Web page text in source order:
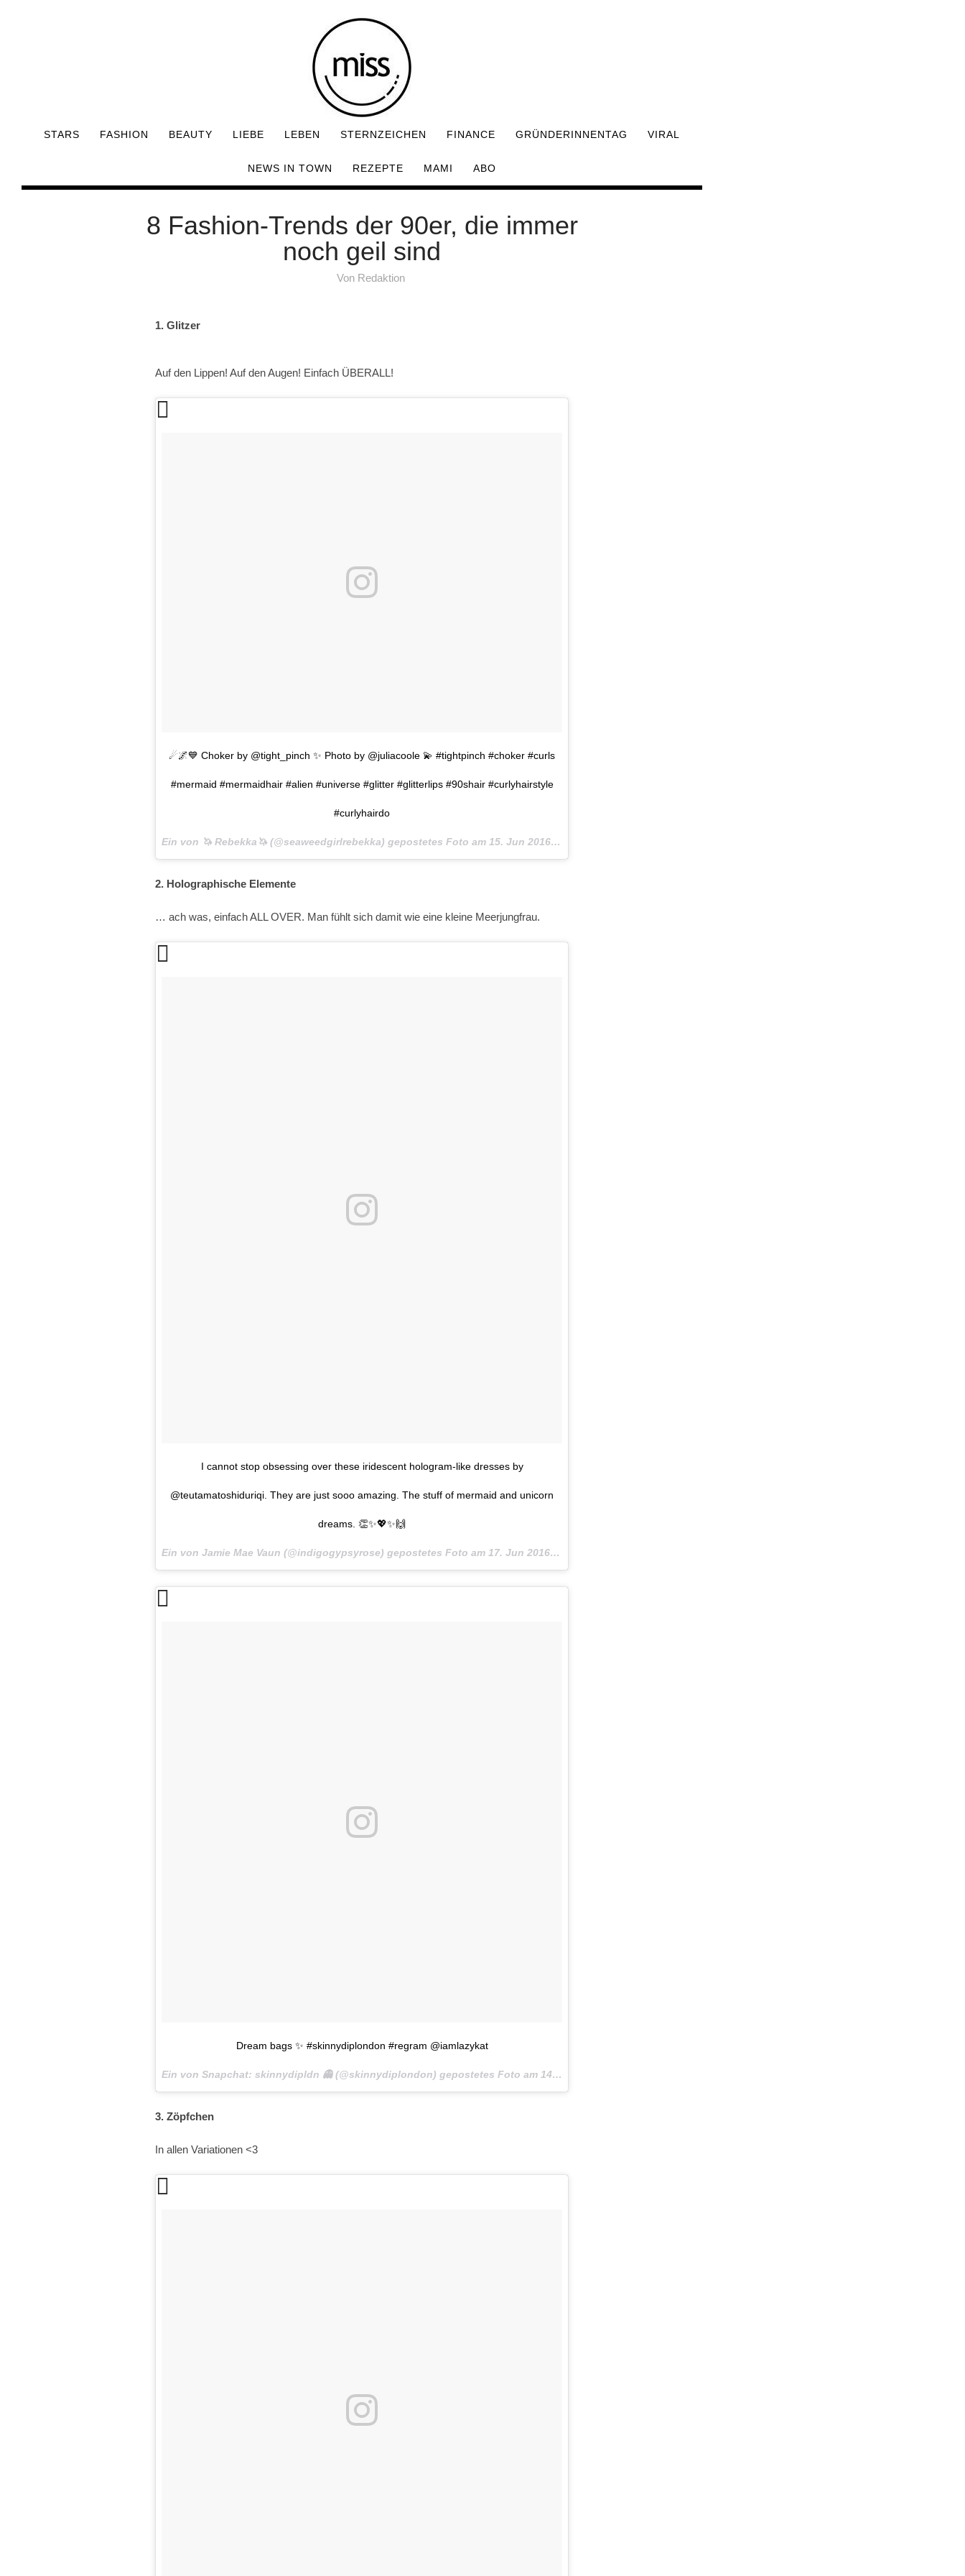
STARS FASHION BEAUTY LIEBE LEBEN STERNZEICHEN FINANCE GRÜNDERINNENTAG VIRAL
NEWS IN TOWN REZEPTE MAMI ABO
8 Fashion-Trends der 90er, die immer
noch geil sind
Von Redaktion
1. Glitzer
Auf den Lippen! Auf den Augen! Einfach ÜBERALL!
☄🌌💙 Choker by @tight_pinch ✨ Photo by @juliacoole 💫 #tightpinch #choker #curls
#mermaid #mermaidhair #alien #universe #glitter #glitterlips #90shair #curlyhairstyle
#curlyhairdo
Ein von 🦄 Rebekka🦄 (@seaweedgirlrebekka) gepostetes Foto am 15. Jun 2016 um 14:30 Uhr
2. Holographische Elemente
… ach was, einfach ALL OVER. Man fühlt sich damit wie eine kleine Meerjungfrau.
I cannot stop obsessing over these iridescent hologram-like dresses by
@teutamatoshiduriqi. They are just sooo amazing. The stuff of mermaid and unicorn
dreams. 👏✨💖✨🙌
Ein von Jamie Mae Vaun (@indigogypsyrose) gepostetes Foto am 17. Jun 2016 um 0:07 Uhr
Dream bags ✨ #skinnydiplondon #regram @iamlazykat
Ein von Snapchat: skinnydipldn 👻 (@skinnydiplondon) gepostetes Foto am 14. Mai 2016 um 6:28 Uhr
3. Zöpfchen
In allen Variationen <3